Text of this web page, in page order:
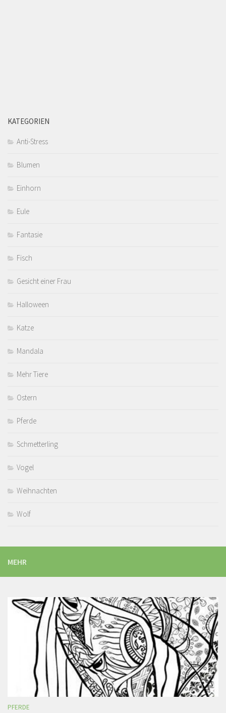
KATEGORIEN
Anti-Stress
Blumen
Einhorn
Eule
Fantasie
Fisch
Gesicht einer Frau
Halloween
Katze
Mandala
Mehr Tiere
Ostern
Pferde
Schmetterling
Vogel
Weihnachten
Wolf
MEHR
PFERDE